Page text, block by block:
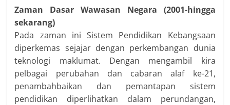
Zaman Dasar Wawasan Negara (2001-hingga
sekarang)
Pada zaman ini Sistem Pendidikan Kebangsaan
diperkemas sejajar dengan perkembangan dunia
teknologi maklumat. Dengan mengambil kira
pelbagai perubahan dan cabaran alaf ke-21,
penambahbaikan dan pemantapan sistem
pendidikan diperlihatkan dalam perundangan,